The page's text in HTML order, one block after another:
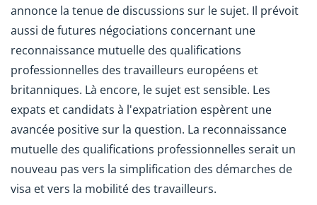
annonce la tenue de discussions sur le sujet. Il prévoit
aussi de futures négociations concernant une
reconnaissance mutuelle des qualifications
professionnelles des travailleurs européens et
britanniques. Là encore, le sujet est sensible. Les
expats et candidats à l'expatriation espèrent une
avancée positive sur la question. La reconnaissance
mutuelle des qualifications professionnelles serait un
nouveau pas vers la simplification des démarches de
visa et vers la mobilité des travailleurs.